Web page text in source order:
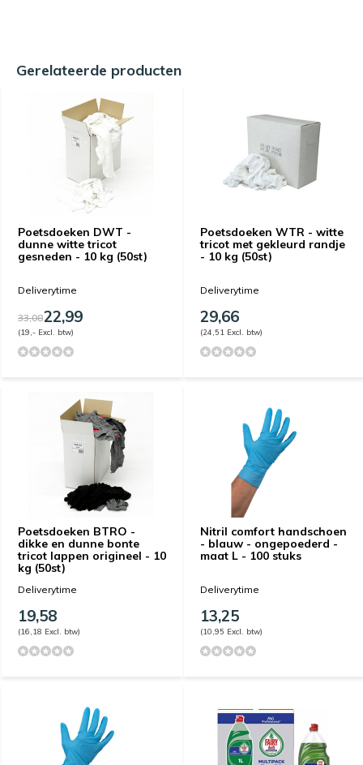
Gerelateerde producten
Poetsdoeken DWT -
dunne witte tricot
gesneden - 10 kg (50st)
Deliverytime
33,0822,99
(19,- Excl. btw)
Poetsdoeken WTR - witte
tricot met gekleurd randje
- 10 kg (50st)
Deliverytime
29,66
(24,51 Excl. btw)
Poetsdoeken BTRO -
dikke en dunne bonte
tricot lappen origineel - 10
kg (50st)
Deliverytime
19,58
(16,18 Excl. btw)
Nitril comfort handschoen
- blauw - ongepoederd -
maat L - 100 stuks
Deliverytime
13,25
(10,95 Excl. btw)